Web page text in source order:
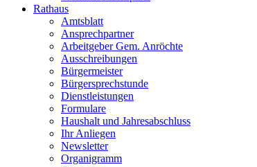
Rathaus
Amtsblatt
Ansprechpartner
Arbeitgeber Gem. Anröchte
Ausschreibungen
Bürgermeister
Bürgersprechstunde
Dienstleistungen
Formulare
Haushalt und Jahresabschluss
Ihr Anliegen
Newsletter
Organigramm